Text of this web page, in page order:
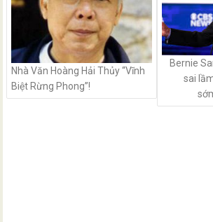
Nhà Văn Hoàng Hải Thủy “Vĩnh
Biệt Rừng Phong”!
Bernie
sai